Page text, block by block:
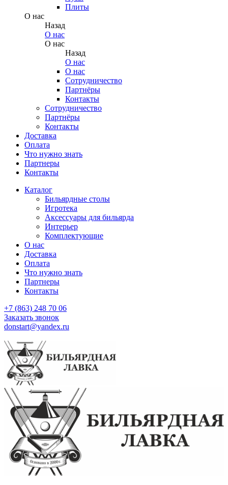
Плиты
О нас
Назад
О нас
О нас
Назад
О нас
О нас
Сотрудничество
Партнёры
Контакты
Сотрудничество
Партнёры
Контакты
Доставка
Оплата
Что нужно знать
Партнеры
Контакты
Каталог
Бильярдные столы
Игротека
Аксессуары для бильярда
Интерьер
Комплектующие
О нас
Доставка
Оплата
Что нужно знать
Партнеры
Контакты
+7 (863) 248 70 06
Заказать звонок
donstart@yandex.ru